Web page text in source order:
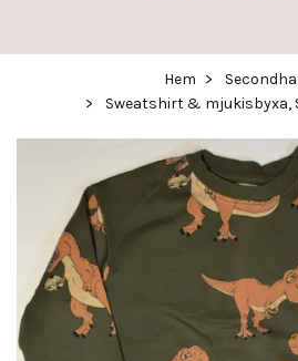
Hem
Sweatshirt & mjukisbyxa,